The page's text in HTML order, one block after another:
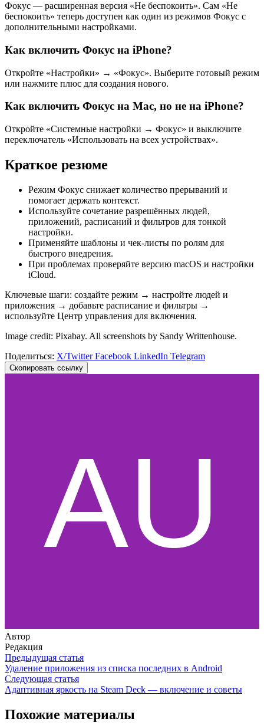
Фокус — расширенная версия «Не беспокоить». Сам «Не
беспокоить» теперь доступен как один из режимов Фокус с
дополнительными настройками.
Как включить Фокус на iPhone?
Откройте «Настройки» → «Фокус». Выберите готовый режим
или нажмите плюс для создания нового.
Как включить Фокус на Mac, но не на iPhone?
Откройте «Системные настройки → Фокус» и выключите
переключатель «Использовать на всех устройствах».
Краткое резюме
Режим Фокус снижает количество прерываний и
помогает держать контекст.
Используйте сочетание разрешённых людей,
приложений, расписаний и фильтров для тонкой
настройки.
Применяйте шаблоны и чек-листы по ролям для
быстрого внедрения.
При проблемах проверяйте версию macOS и настройки
iCloud.
Ключевые шаги: создайте режим → настройте людей и
приложения → добавьте расписание и фильтры →
используйте Центр управления для включения.
Image credit: Pixabay. All screenshots by Sandy Writtenhouse.
Поделиться: X/TwitterFacebook LinkedIn Telegram
Скопировать ссылку
Автор
Редакция
Предыдущая статья
Удаление приложения из списка последних в Android
Следующая статья
Адаптивная яркость на Steam Deck — включение и советы
Похожие материалы